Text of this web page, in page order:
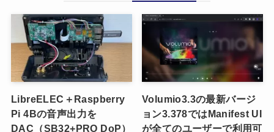
LibreELEC＋Raspberry
Pi 4Bの音声出力を
DAC（SB32+PRO DoP）
Volumio3.3の最新バージ
ョン3.378ではManifest UI
が全てのユーザーで利用可